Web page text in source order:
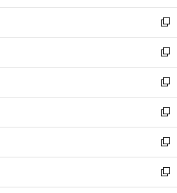
開
く
ウ
で
開
く
ン
ド
ウ
で
開
く
ウ
ィ
ン
ド
ウ
で
開
く
新
し
い
ウ
ィ
ン
ド
ウ
で
開
く
新
し
い
ウ
ィ
ン
ド
ウ
で
開
新
し
い
ウ
ィ
ン
ド
ウ
新
し
い
ウ
ィ
ン
新
し
い
ウ
新
し